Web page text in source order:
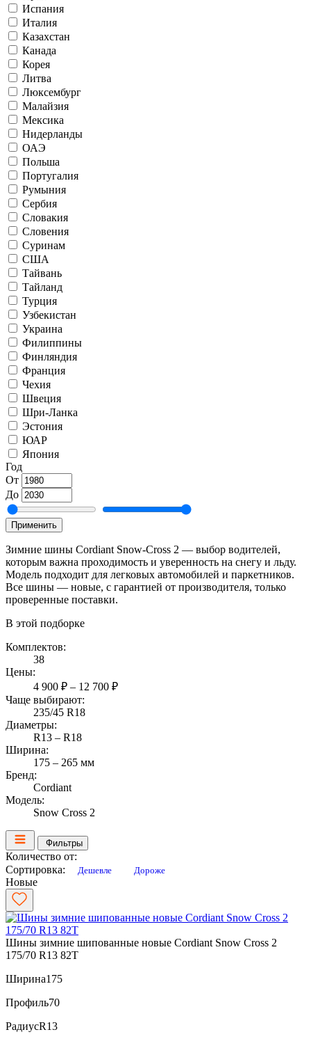
Испания
Италия
Казахстан
Канада
Корея
Литва
Люксембург
Малайзия
Мексика
Нидерланды
ОАЭ
Польша
Португалия
Румыния
Сербия
Словакия
Словения
Суринам
США
Тайвань
Тайланд
Турция
Узбекистан
Украина
Филиппины
Финляндия
Франция
Чехия
Швеция
Шри-Ланка
Эстония
ЮАР
Япония
Год
От
До
Применить
Зимние шины Cordiant Snow-Cross 2 — выбор водителей,
которым важна проходимость и уверенность на снегу и льду.
Модель подходит для легковых автомобилей и паркетников.
Все шины — новые, с гарантией от производителя, только
проверенные поставки.
В этой подборке
Комплектов:
38
Цены:
4 900 ₽ – 12 700 ₽
Чаще выбирают:
235/45 R18
Диаметры:
R13 – R18
Ширина:
175 – 265 мм
Бренд:
Cordiant
Модель:
Snow Cross 2
Фильтры
Количество от:
Сортировка:
Дешевле Дороже
Новые
Шины зимние шипованные новые Cordiant Snow Cross 2
175/70 R13 82T
Ширина175
Профиль70
РадиусR13